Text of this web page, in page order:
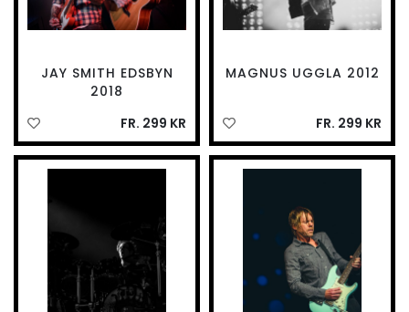
JAY SMITH EDSBYN
2018
FR. 299 KR
MAGNUS UGGLA 2012
FR. 299 KR